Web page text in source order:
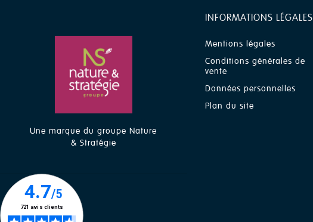
Une marque du groupe Nature
& Stratégie
INFORMATIONS LÉGALES
Mentions légales
Conditions générales de
vente
Données personnelles
Plan du site